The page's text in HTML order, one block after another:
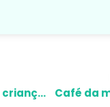
Pare de forçar a criança a comer! Veja o que funciona de verdade em 7 dicas